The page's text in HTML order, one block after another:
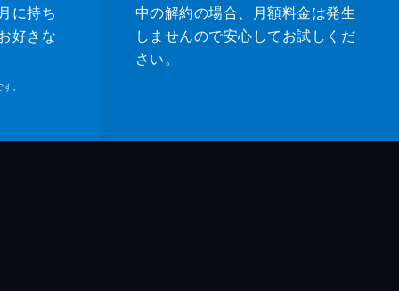
に持ち
好きな
。
中の解約の場合、月額料金は発生
しませんので安心してお試しくだ
さい。